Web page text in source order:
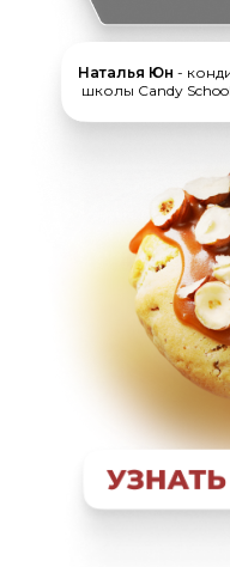
Наталья Юн -
школы Candy